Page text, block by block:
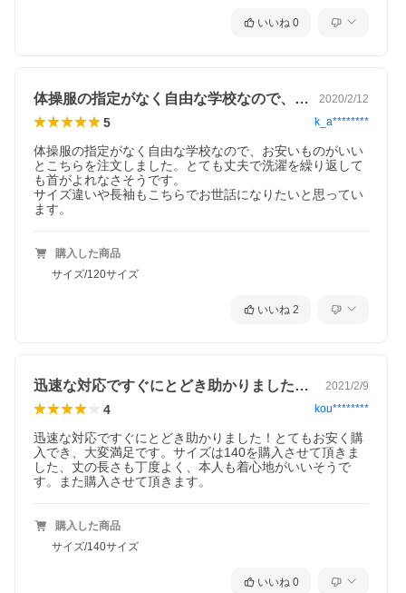
いいね 0
体操服の指定がなく自由な学校なので、お… 2020/2/12
5 k_a********
体操服の指定がなく自由な学校なので、お安いものがいい
とこちらを注文しました。とても丈夫で洗濯を繰り返して
も首がよれなさそうです。
サイズ違いや長袖もこちらでお世話になりたいと思ってい
ます。
購入した商品
サイズ/120サイズ
いいね 2
迅速な対応ですぐにとどき助かりました！… 2021/2/9
4 kou********
迅速な対応ですぐにとどき助かりました！とてもお安く購
入でき、大変満足です。サイズは140を購入させて頂きま
した、丈の長さも丁度よく、本人も着心地がいいそうで
す。また購入させて頂きます。
購入した商品
サイズ/140サイズ
いいね 0